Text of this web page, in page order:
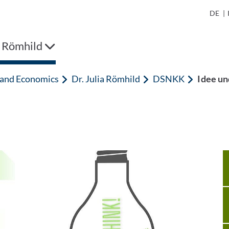
DE |
Economics Dr. Julia Römhild DSNKK Idee